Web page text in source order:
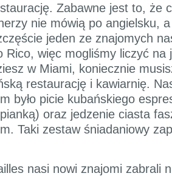
Zabawne jest to, że
nie mówią po angielsku,
jeden ze znajomych
Rico, więc mogliśmy liczyć na
w Miami, koniecznie
restaurację i kawiarnię.
było picie kubańskiego
oraz jedzenie ciasta
Taki zestaw śniadaniowy
nasi nowi znajomi zabrali